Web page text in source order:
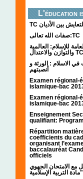
L'éducation
TC لتعايش بين الأديان
صفات الله تعالى:TC
للإسلام: العالمية
والتوازن والاعتدال TC
في الاسلام : الورثة و
أنصبتهم
Examen régional-
islamique-bac
Examen régional-
islamique-bac
Enseignement
qualifiant:
Répartition
coefficients du
organisant
baccalauréat
officiels
مع الامتحان الجهوي